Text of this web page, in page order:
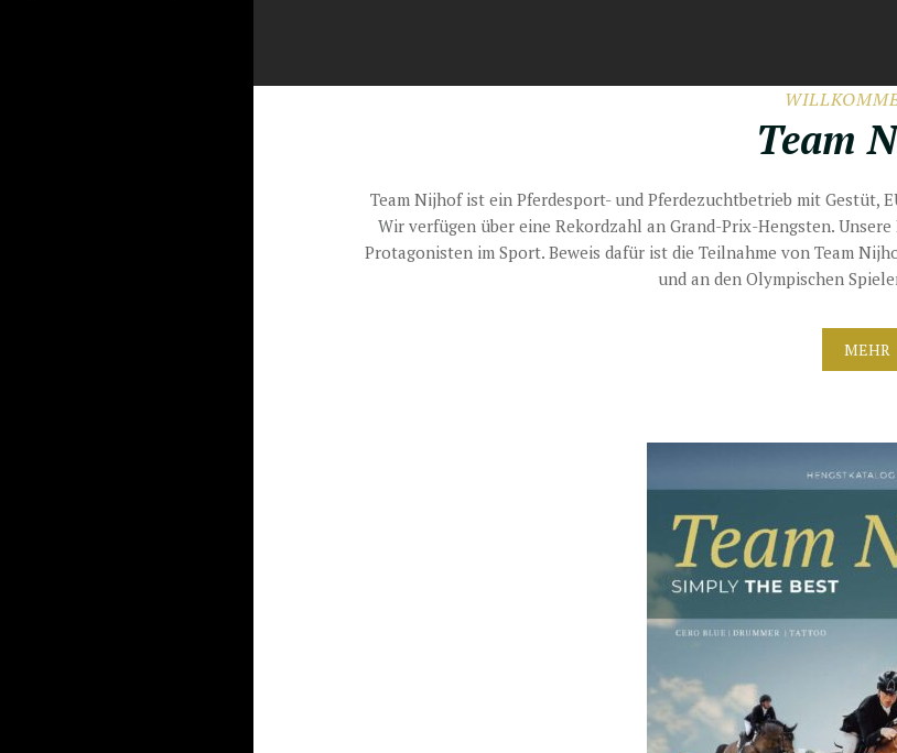
Team
Team Nijhof ist ein Pferdesport- und Pferdezuchtbetrieb mit
Wir verfügen über eine Rekordzahl an Grand-Prix-Hengsten.
Protagonisten im Sport. Beweis dafür ist die Teilnahme von Team
und an den Olympischen
MEHR